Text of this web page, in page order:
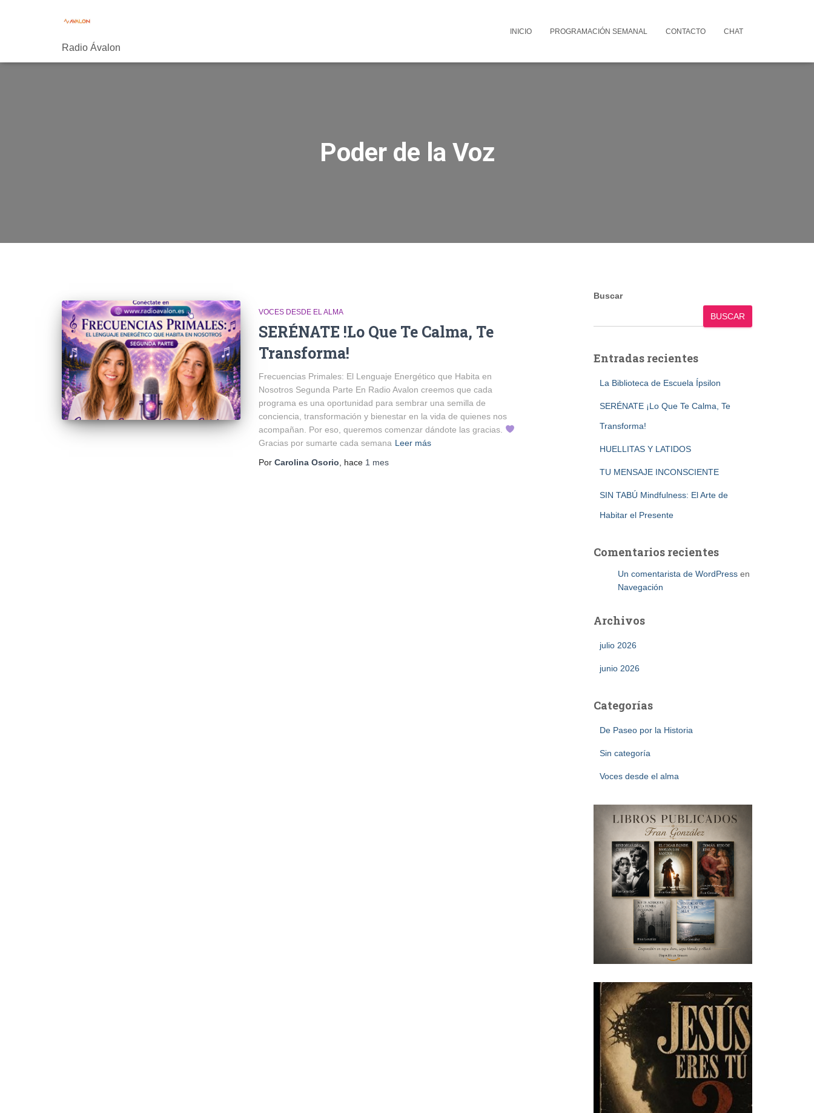
Radio Ávalon
INICIO PROGRAMACIÓN SEMANAL CONTACTO CHAT
Poder de la Voz
VOCES DESDE EL ALMA
SERÉNATE !Lo Que Te Calma, Te
Transforma!
Frecuencias Primales: El Lenguaje Energético que Habita en
Nosotros Segunda Parte En Radio Avalon creemos que cada
programa es una oportunidad para sembrar una semilla de
conciencia, transformación y bienestar en la vida de quienes nos
acompañan. Por eso, queremos comenzar dándote las gracias.
Gracias por sumarte cada semana Leer más
Por Carolina Osorio , hace 1 mes
Buscar
BUSCAR
Entradas recientes
La Biblioteca de Escuela Ípsilon
SERÉNATE ¡Lo Que Te Calma, Te
Transforma!
HUELLITAS Y LATIDOS
TU MENSAJE INCONSCIENTE
SIN TABÚ Mindfulness: El Arte de
Habitar el Presente
Comentarios recientes
Un comentarista de WordPressen
Navegación
Archivos
julio 2026
junio 2026
Categorías
De Paseo por la Historia
Sin categoría
Voces desde el alma